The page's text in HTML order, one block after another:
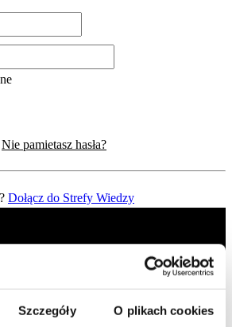
Szczegóły O plikach cookies
Nie pamietasz hasła?
Dołącz do Strefy Wiedzy